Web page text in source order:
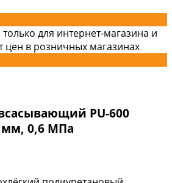
для интернет-магазина и
цен в розничных магазинах
PU-600
мм, 0,6 МПа